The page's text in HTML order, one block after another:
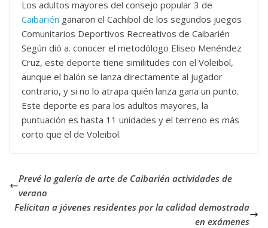
Los adultos mayores del consejo popular 3 de
Caibarién ganaron el Cachibol de los segundos juegos
Comunitarios Deportivos Recreativos de Caibarién
Según dió a. conocer el metodólogo Eliseo Menéndez
Cruz, este deporte tiene similitudes con el Voleibol,
aunque el balón se lanza directamente al jugador
contrario, y si no lo atrapa quién lanza gana un punto.
Este deporte es para los adultos mayores, la
puntuación es hasta 11 unidades y el terreno es más
corto que el de Voleibol.
Prevé la galería de arte de Caibarién actividades de
verano
Felicitan a jóvenes residentes por la calidad demostrada
en exámenes